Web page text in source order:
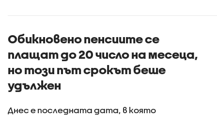
Обикновено пенсиите се
плащат до 20 число на месеца,
но този път срокът беше
удължен
Днес е последната дата, в която